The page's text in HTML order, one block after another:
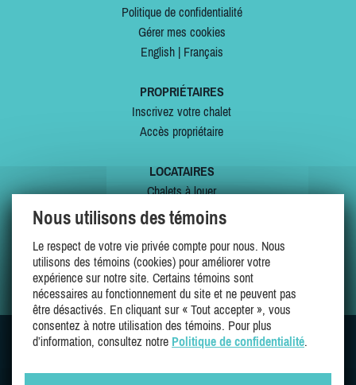
Politique de confidentialité
Gérer mes cookies
English| Français
PROPRIÉTAIRES
Inscrivez votre chalet
Accès propriétaire
LOCATAIRES
Chalets à louer
Chalets à vendre
Offres spéciales
Mes favoris
SUIVEZ-NOUS SUR
Nous utilisons des témoins
Le respect de votre vie privée compte pour nous. Nous
utilisons des témoins (cookies) pour améliorer votre
expérience sur notre site. Certains témoins sont
nécessaires au fonctionnement du site et ne peuvent pas
être désactivés. En cliquant sur « Tout accepter », vous
consentez à notre utilisation des témoins. Pour plus
d’information, consultez notre Politique de confidentialité.